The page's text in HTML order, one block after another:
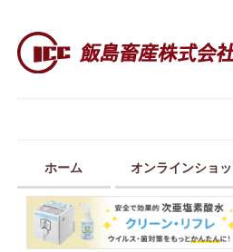
ホーム オンラインショ